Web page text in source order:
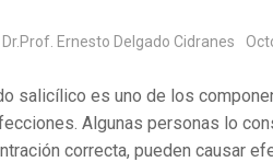
Dr.Prof. Ernesto Delgado Cidranes
salicílico es uno de los
Algunas personas lo
correcta, pueden causar